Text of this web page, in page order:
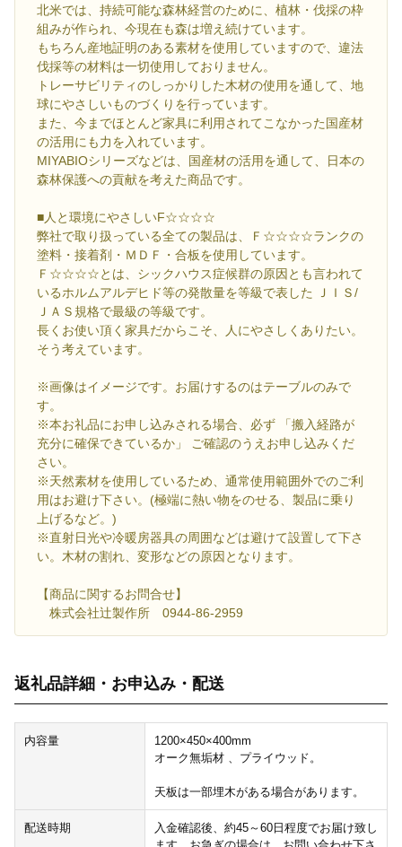
北米では、持続可能な森林経営のために、植林・伐採の枠
組みが作られ、今現在も森は増え続けています。
もちろん産地証明のある素材を使用していますので、違法
伐採等の材料は一切使用しておりません。
トレーサビリティのしっかりした木材の使用を通して、地
球にやさしいものづくりを行っています。
また、今までほとんど家具に利用されてこなかった国産材
の活用にも力を入れています。
MIYABIOシリーズなどは、国産材の活用を通して、日本の
森林保護への貢献を考えた商品です。
■人と環境にやさしいF☆☆☆☆
弊社で取り扱っている全ての製品は、Ｆ☆☆☆☆ランクの
塗料・接着剤・ＭＤＦ・合板を使用しています。
Ｆ☆☆☆☆とは、シックハウス症候群の原因とも言われて
いるホルムアルデヒド等の発散量を等級で表した ＪＩＳ/
ＪＡＳ規格で最級の等級です。
長くお使い頂く家具だからこそ、人にやさしくありたい。
そう考えています。
※画像はイメージです。お届けするのはテーブルのみで
す。
※本お礼品にお申し込みされる場合、必ず 「搬入経路が
充分に確保できているか」 ご確認のうえお申し込みくだ
さい。
※天然素材を使用しているため、通常使用範囲外でのご利
用はお避け下さい。(極端に熱い物をのせる、製品に乗り
上げるなど。)
※直射日光や冷暖房器具の周囲などは避けて設置して下さ
い。木材の割れ、変形などの原因となります。
【商品に関するお問合せ】
株式会社辻製作所 0944-86-2959
返礼品詳細・お申込み・配送
内容量
1200×450×400mm
オーク無垢材 、プライウッド。
天板は一部埋木がある場合があります。
配送時期
入金確認後、約45～60日程度でお届け致し